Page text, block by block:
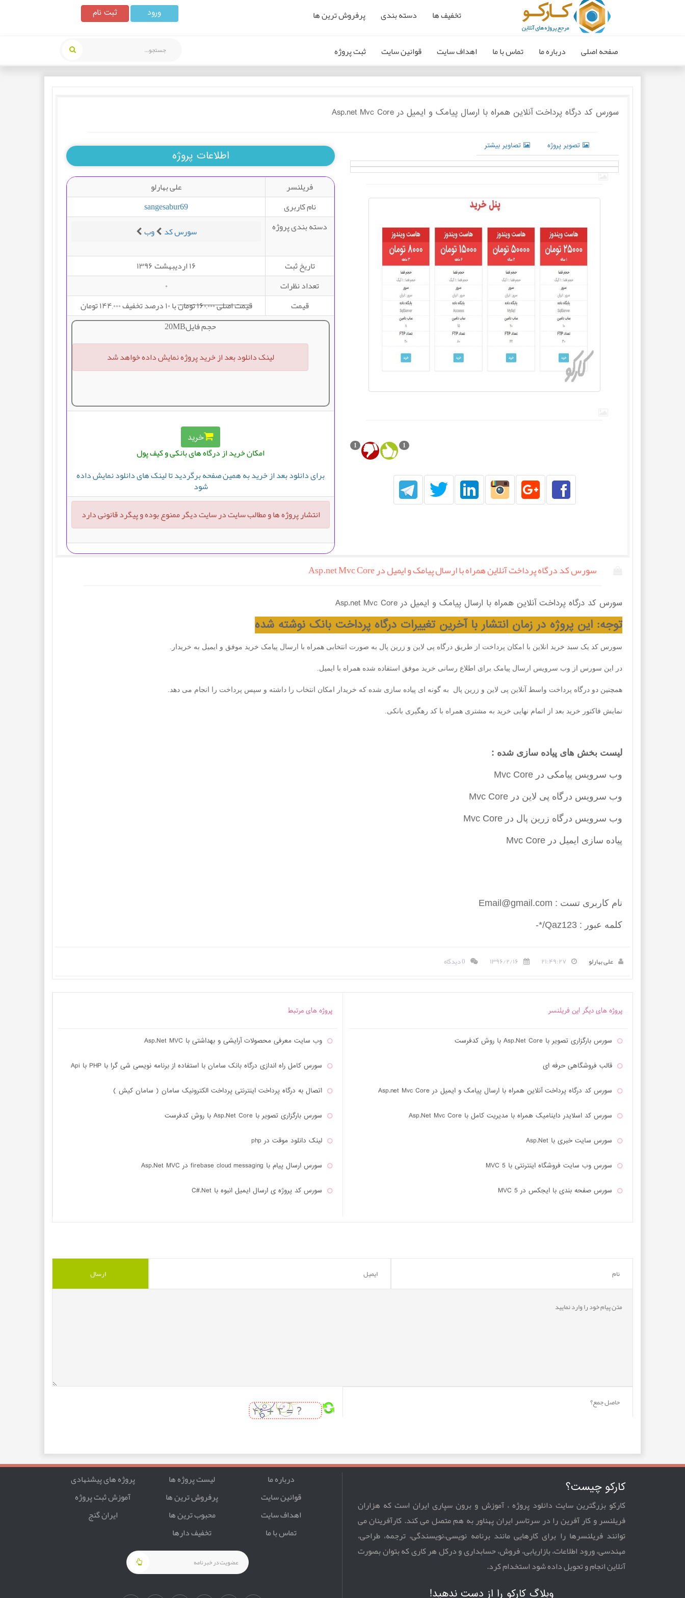
تخفیف ها دسته بندی پرفروش ترین ها ورود ثبت نام
صفحه اصلی درباره ما تماس با ما اهداف سایت قوانین سایت ثبت پروژه
سورس کد درگاه پرداخت آنلاین همراه با ارسال پیامک و ایمیل در Asp.net Mvc Core
تصاویر بیشتر تصویر پروژه
1
1
اطلاعات پروژه
فریلنسر
علی بهارلو
نام کاربری
sangesabur69
دسته بندی پروژه
سورس کد وب
تاریخ ثبت
۱۶ اردیبهشت ۱۳۹۶
تعداد نظرات
۰
قیمت
قیمت اصلی ۱۶۰,۰۰۰ تومان
با ۱۰ درصد تخفیف ۱۴۴,۰۰۰ تومان
حجم فایل20MB
لینک دانلود بعد از خرید پروژه نمایش داده خواهد شد
خرید
امکان خرید از درگاه های بانکی و کیف پول
برای دانلود بعد از خرید به همین صفحه برگردید تا لینک های دانلود نمایش داده
شود
انتشار پروژه ها و مطالب سایت در سایت دیگر ممنوع بوده و پیگرد قانونی دارد
سورس کد درگاه پرداخت آنلاین همراه با ارسال پیامک و ایمیل در Asp.net Mvc Core
سورس کد درگاه پرداخت آنلاین همراه با ارسال پیامک و ایمیل در Asp.net Mvc Core
توجه: این پروژه در زمان انتشار با آخرین تغییرات درگاه پرداخت بانک نوشته شده
سورس کد یک سبد خرید انلاین با امکان پرداخت از طریق درگاه پی لاین و زرین پال به صورت انتخابی همراه با ارسال پیامک خرید موفق و ایمیل به خریدار.
در این سورس از وب سرویس ارسال پیامک برای اطلاع رسانی خرید موفق استفاده شده همراه با ایمیل.
همچنین دو درگاه پرداخت واسط آنلاین پی لاین و زرین پال به گونه ای پیاده سازی شده که خریدار امکان انتخاب را داشته و سپس پرداخت را انجام می دهد.
نمایش فاکتور خرید بعد از اتمام نهایی خرید به مشتری همراه با کد رهگیری بانکی.
لیست بخش های پیاده سازی شده :
وب سرویس پیامکی در Mvc Core
وب سرویس درگاه پی لاین در Mvc Core
وب سرویس درگاه زرین پال در Mvc Core
پیاده سازی ایمیل در Mvc Core
نام کاربری تست : Email@gmail.com
کلمه عبور : Qaz123/*-
علی بهارلو ۲۱:۴۹:۲۷ ۱۳۹۶/۲/۱۶ 0 دیدگاه
پروژه های دیگر این فریلنسر
سورس بارگزاری تصویر با Asp.Net Core با روش کدفرست
قالب فروشگاهی حرفه ای
سورس کد درگاه پرداخت آنلاین همراه با ارسال پیامک و ایمیل در Asp.net Mvc Core
سورس کد اسلایدر داینامیک همراه با مدیریت کامل با Asp.Net Mvc Core
سورس سایت خبری با Asp.Net
سورس وب سایت فروشگاه اینترنتی با MVC 5
سورس صفحه بندی با ایجکس در MVC 5
سورس کد ایجاد بارکد QR Code با C#.Net
پروژه های مرتبط
وب سایت معرفی محصولات آرایشی و بهداشتی با Asp.Net MVC
سورس کامل راه اندازی درگاه بانک سامان با استفاده از برنامه نویسی شی گرا با PHP با Api
اتصال به درگاه پرداخت اینترنتی پرداخت الکترونیک سامان ( سامان کیش )
سورس بارگزاری تصویر با Asp.Net Core با روش کدفرست
لینک دانلود موقت در php
سورس ارسال پیام با firebase cloud messaging در Asp.Net MVC
سورس کد پروژه ی ارسال ایمیل انبوه با C#.Net
سورس کامل راه اندازی درگاه بانک پاسارگاد با برنامه نوسی شی گرا با PHP
CComment Pro
بازی تحت وب مار و پله با جاوا اسکریپت و جی کوئری
سورس کد اسلایدر دیجی کالا
کارکو چیست؟
کارکو بزرگترین سایت دانلود پروژه ، آموزش و برون سپاری ایران است که هزاران
فریلنسر و کار آفرین را در سرتاسر ایران پهناور به هم متصل می کند. کارآفرینان می
توانند فریلنسرها را برای کارهایی مانند برنامه نویسی،نویسندگی، ترجمه، طراحی،
مهندسی، ورود اطلاعات، بازاریابی، فروش، حسابداری و درکل هر کاری که بتوان بصورت
آنلاین انجام و تحویل داده شود استخدام کرد.
وبلاگ کارکو را از دست ندهید!
درباره ما
قوانین سایت
اهداف سایت
تماس با ما
لیست پروژه ها
پرفروش ترین ها
محبوب ترین ها
تخفیف دارها
پروژه های پیشنهادی
آموزش ثبت پروژه
ایران گنج